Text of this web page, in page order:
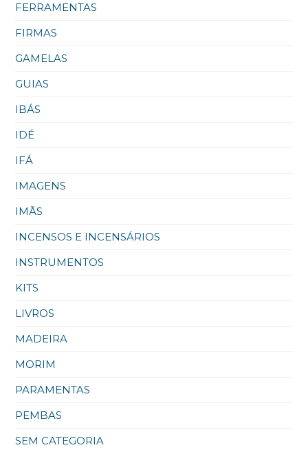
FERRAMENTAS
FIRMAS
GAMELAS
GUIAS
IBÁS
IDÉ
IFÁ
IMAGENS
IMÃS
INCENSOS E INCENSÁRIOS
INSTRUMENTOS
KITS
LIVROS
MADEIRA
MORIM
PARAMENTAS
PEMBAS
SEM CATEGORIA